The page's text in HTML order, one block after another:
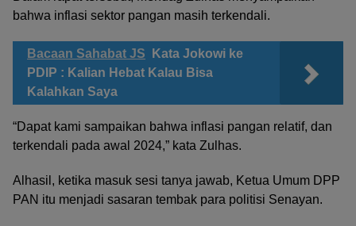
bahwa inflasi sektor pangan masih terkendali.
Bacaan Sahabat JS
Kata Jokowi ke
PDIP : Kalian Hebat Kalau Bisa
Kalahkan Saya
“Dapat kami sampaikan bahwa inflasi pangan relatif, dan
terkendali pada awal 2024,” kata Zulhas.
Alhasil, ketika masuk sesi tanya jawab, Ketua Umum DPP
PAN itu menjadi sasaran tembak para politisi Senayan.